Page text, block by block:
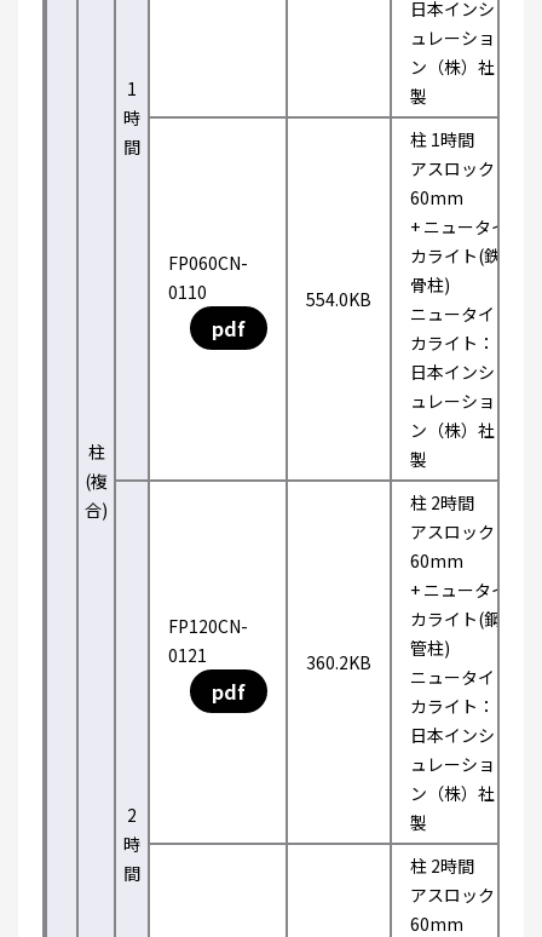
柱
(複
合)
1
時
間
日本インシ
ュレーショ
ン（株）社
製
FP060CN-
0110
pdf
554.0KB
柱 1時間
アスロック
60mm
+ ニュータイ
カライト(鉄
骨柱)
ニュータイ
カライト：
日本インシ
ュレーショ
ン（株）社
製
2
時
間
FP120CN-
0121
pdf
360.2KB
柱 2時間
アスロック
60mm
+ ニュータイ
カライト(鋼
管柱)
ニュータイ
カライト：
日本インシ
ュレーショ
ン（株）社
製
柱 2時間
アスロック
60mm